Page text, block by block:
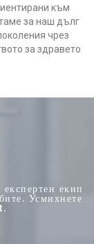
към
за наш дълг
чрез
за здравето
екип
Усмихнете